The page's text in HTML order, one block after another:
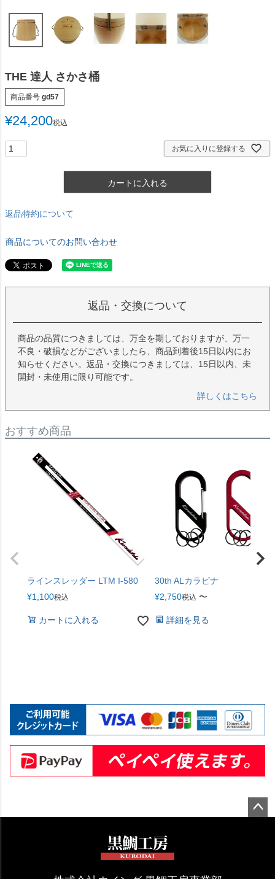
THE 達人 さかさ桶
商品番号 gd57
¥24,200税込
お気に入りに登録する
カートに入れる
返品特約について
商品についてのお問い合わせ
返品・交換について
商品の品質につきましては、万全を期しておりますが、万一
不良・破損などがございましたら、商品到着後15日以内にお
知らせください。返品・交換につきましては、15日以内、未
開封・未使用に限り可能です。
詳しくはこちら
おすすめ商品
ラインスレッダー LTM I-580
¥1,100税込
カートに入れる
30th ALカラビナ
¥2,750税込 〜
詳細を見る